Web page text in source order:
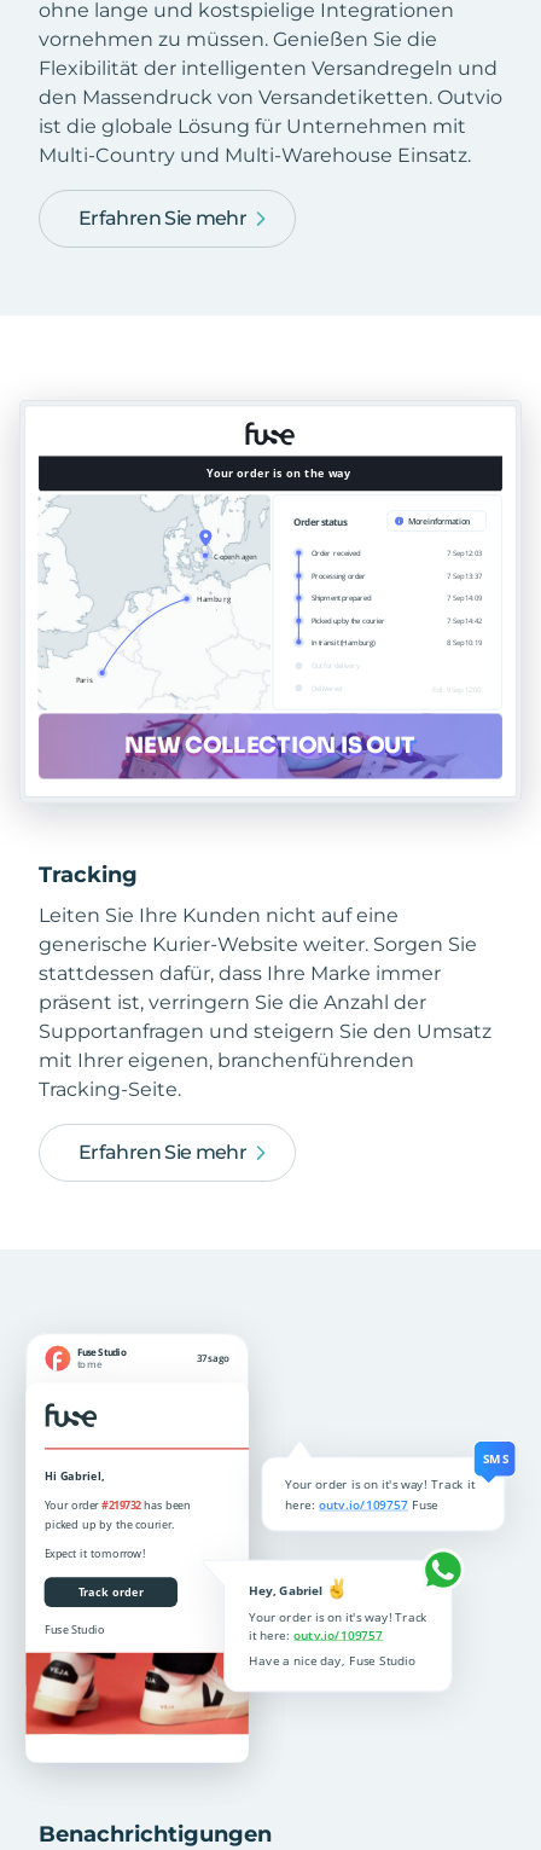
ohne lange und kostspielige Integrationen
vornehmen zu müssen. Genießen Sie die
Flexibilität der intelligenten Versandregeln und
den Massendruck von Versandetiketten. Outvio
ist die globale Lösung für Unternehmen mit
Multi-Country und Multi-Warehouse Einsatz.
Erfahren Sie mehr
Tracking
Leiten Sie Ihre Kunden nicht auf eine
generische Kurier-Website weiter. Sorgen Sie
stattdessen dafür, dass Ihre Marke immer
präsent ist, verringern Sie die Anzahl der
Supportanfragen und steigern Sie den Umsatz
mit Ihrer eigenen, branchenführenden
Tracking-Seite.
Erfahren Sie mehr
Benachrichtigungen